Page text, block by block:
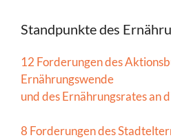
Standpunkte des
12 Forderungen des
Ernährungswende
und des Ernährungsrates an
8 Forderungen des